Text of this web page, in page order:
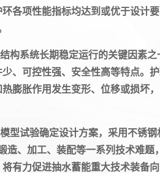
各项性能指标均达到或优于设计
构系统长期稳定运行的关键因素
、可控性强、安全性高等特点。
膨胀作用发生变形、位移或损坏
型试验确定设计方案，采用不锈
造、加工、装配等一系列技术难题
有力促进抽水蓄能重大技术装备